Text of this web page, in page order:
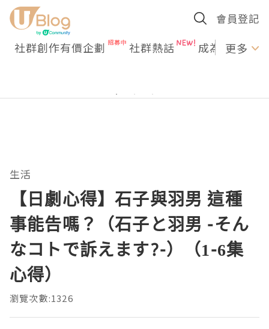
會員登記
社群創作有價企劃 社群熱話 成為U更多
生活
【日劇心得】石子與羽男 這種
事能告嗎？（石子と羽男 -そん
なコトで訴えます?-）（1-6集
心得）
瀏覽次數:1326